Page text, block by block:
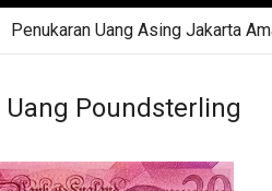
Penukaran Uang Asing Jakarta
Uang Poundsterling